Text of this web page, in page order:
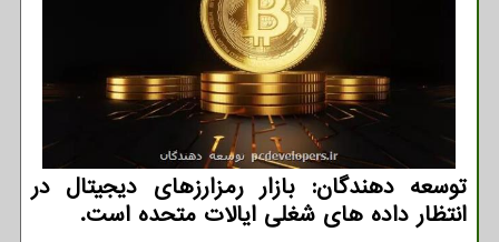
توسعه دهندگان: بازار رمزارزهای دیجیتال در
انتظار داده های شغلی ایالات متحده است.